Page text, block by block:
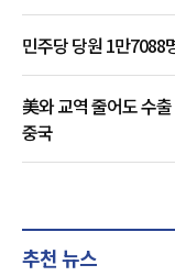
민주당 당원 1만7088
美와 교역 줄어도 수
중국
추천 뉴스